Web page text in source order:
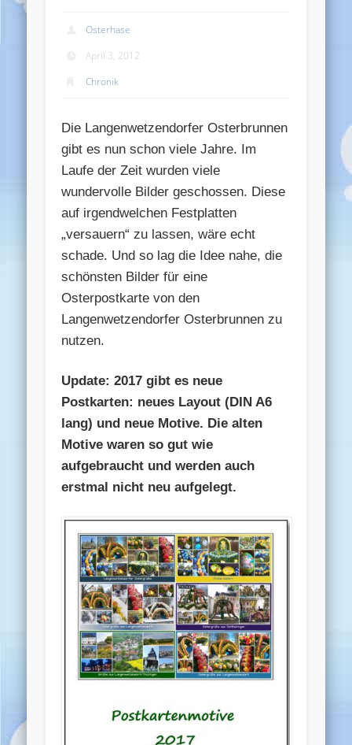
Osterhase
April 3, 2012
Chronik
Die Langenwetzendorfer Osterbrunnen
gibt es nun schon viele Jahre. Im
Laufe der Zeit wurden viele
wundervolle Bilder geschossen. Diese
auf irgendwelchen Festplatten
„versauern“ zu lassen, wäre echt
schade. Und so lag die Idee nahe, die
schönsten Bilder für eine
Osterpostkarte von den
Langenwetzendorfer Osterbrunnen zu
nutzen.
Update: 2017 gibt es neue
Postkarten: neues Layout (DIN A6
lang) und neue Motive. Die alten
Motive waren so gut wie
aufgebraucht und werden auch
erstmal nicht neu aufgelegt.